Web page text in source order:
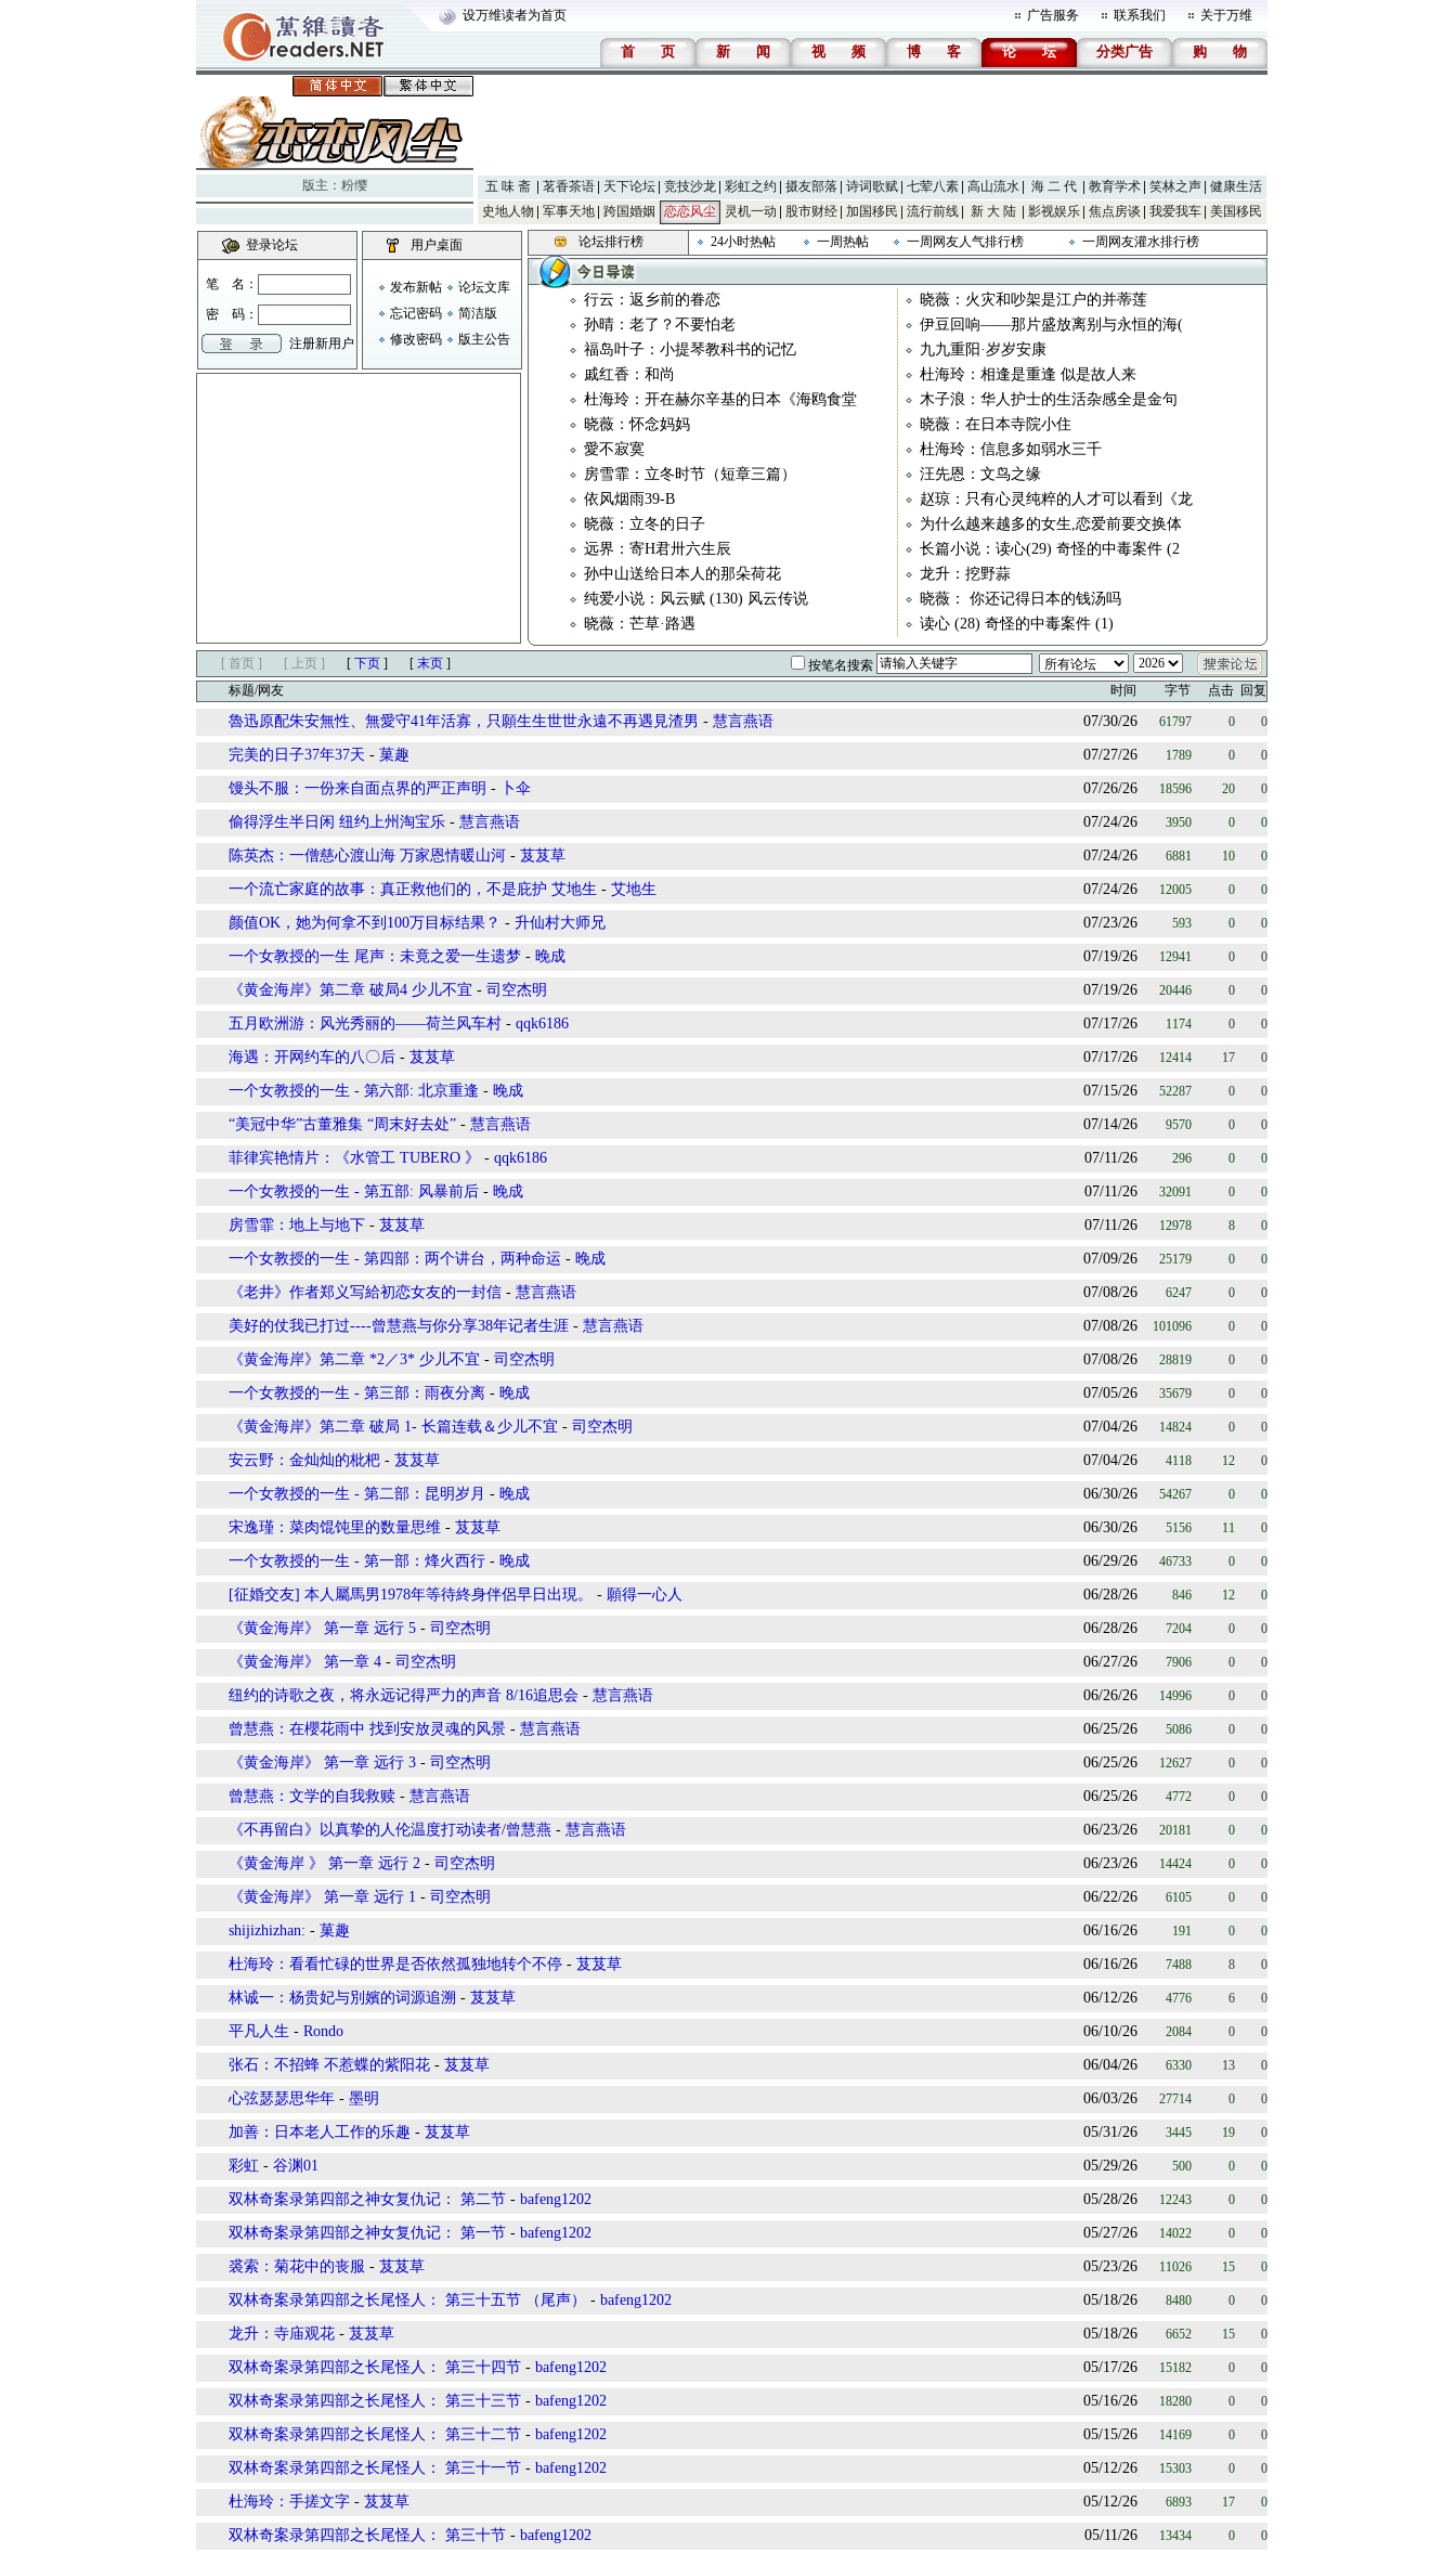
设万维读者为首页 广告服务 联系我们 关于万维
首 页 新 闻 视 频 博 客 论 坛 分类广告 购 物
版主： 粉缨 五 味 斋 茗香茶语 天下论坛 竞技沙龙 彩虹之约 摄友部落 诗词歌赋 七荤八素 高山流水 海 二 代 教育学术 笑林之声 健康生活
史地人物
军事天地 跨国婚姻 恋恋风尘 灵机一动 股市财经 加国移民 流行前线 新 大 陆 影视娱乐 焦点房谈 我爱我车 美国移民
登录论坛
笔 名：
密 码：
注册新用户
用户桌面
发布新帖
论坛文库
忘记密码
简洁版
修改密码
版主公告
论坛排行榜 24小时热帖 一周热帖 一周网友人气排行榜 一周网友灌水排行榜
行云：返乡前的眷恋
晓薇：火灾和吵架是江户的并蒂莲
孙晴：老了？不要怕老
伊豆回响——那片盛放离别与永恒的海(
福岛叶子：小提琴教科书的记忆
九九重阳·岁岁安康
戚红香：和尚
杜海玲：相逢是重逢 似是故人来
杜海玲：开在赫尔辛基的日本《海鸥食堂
木子浪：华人护士的生活杂感全是金句
晓薇：怀念妈妈
晓薇：在日本寺院小住
愛不寂寞
杜海玲：信息多如弱水三千
房雪霏：立冬时节（短章三篇）
汪先恩：文鸟之缘
依风烟雨39-B
赵琼：只有心灵纯粹的人才可以看到《龙
晓薇：立冬的日子
为什么越来越多的女生,恋爱前要交换体
远界：寄H君卅六生辰
长篇小说：读心(29) 奇怪的中毒案件 (2
孙中山送给日本人的那朵荷花
龙升：挖野蒜
纯爱小说：风云赋 (130) 风云传说
晓薇： 你还记得日本的钱汤吗
晓薇：芒草·路遇
读心 (28) 奇怪的中毒案件 (1)
[ 首页 ] [ 上页 ] [ 下页 ] [ 末页 ]
按笔名搜索
标题/网友
时间 字节 点击 回复
魯迅原配朱安無性、無愛守41年活寡，只願生生世世永遠不再遇見渣男 - 慧言燕语 07/30/26 61797 0 0
完美的日子37年37天 - 菓趣 07/27/26 1789 0 0
馒头不服：一份来自面点界的严正声明 - 卜伞 07/26/26 18596 20 0
偷得浮生半日闲 纽约上州淘宝乐 - 慧言燕语 07/24/26 3950 0 0
陈英杰：一僧慈心渡山海 万家恩情暖山河 - 芨芨草 07/24/26 6881 10 0
一个流亡家庭的故事：真正救他们的，不是庇护 艾地生 - 艾地生 07/24/26 12005 0 0
颜值OK，她为何拿不到100万目标结果？ - 升仙村大师兄 07/23/26 593 0 0
一个女教授的一生 尾声：未竟之爱一生遗梦 - 晚成 07/19/26 12941 0 0
《黄金海岸》第二章 破局4 少儿不宜 - 司空杰明 07/19/26 20446 0 0
五月欧洲游：风光秀丽的——荷兰风车村 - qqk6186 07/17/26 1174 0 0
海遇：开网约车的八〇后 - 芨芨草 07/17/26 12414 17 0
一个女教授的一生 - 第六部: 北京重逢 - 晚成 07/15/26 52287 0 0
“美冠中华”古董雅集 “周末好去处” - 慧言燕语 07/14/26 9570 0 0
菲律宾艳情片：《水管工 TUBERO 》 - qqk6186 07/11/26 296 0 0
一个女教授的一生 - 第五部: 风暴前后 - 晚成 07/11/26 32091 0 0
房雪霏：地上与地下 - 芨芨草 07/11/26 12978 8 0
一个女教授的一生 - 第四部：两个讲台，两种命运 - 晚成 07/09/26 25179 0 0
《老井》作者郑义写給初恋女友的一封信 - 慧言燕语 07/08/26 6247 0 0
美好的仗我已打过----曾慧燕与你分享38年记者生涯 - 慧言燕语 07/08/26 101096 0 0
《黄金海岸》第二章 *2／3* 少儿不宜 - 司空杰明 07/08/26 28819 0 0
一个女教授的一生 - 第三部：雨夜分离 - 晚成 07/05/26 35679 0 0
《黄金海岸》第二章 破局 1- 长篇连载＆少儿不宜 - 司空杰明 07/04/26 14824 0 0
安云野：金灿灿的枇杷 - 芨芨草 07/04/26 4118 12 0
一个女教授的一生 - 第二部：昆明岁月 - 晚成 06/30/26 54267 0 0
宋逸瑾：菜肉馄饨里的数量思维 - 芨芨草 06/30/26 5156 11 0
一个女教授的一生 - 第一部：烽火西行 - 晚成 06/29/26 46733 0 0
[征婚交友] 本人屬馬男1978年等待終身伴侶早日出現。 - 願得一心人 06/28/26 846 12 0
《黄金海岸》 第一章 远行 5 - 司空杰明 06/28/26 7204 0 0
《黄金海岸》 第一章 4 - 司空杰明 06/27/26 7906 0 0
纽约的诗歌之夜，将永远记得严力的声音 8/16追思会 - 慧言燕语 06/26/26 14996 0 0
曾慧燕：在櫻花雨中 找到安放灵魂的风景 - 慧言燕语 06/25/26 5086 0 0
《黄金海岸》 第一章 远行 3 - 司空杰明 06/25/26 12627 0 0
曾慧燕：文学的自我救赎 - 慧言燕语 06/25/26 4772 0 0
《不再留白》以真挚的人伦温度打动读者/曾慧燕 - 慧言燕语 06/23/26 20181 0 0
《黄金海岸 》 第一章 远行 2 - 司空杰明 06/23/26 14424 0 0
《黄金海岸》 第一章 远行 1 - 司空杰明 06/22/26 6105 0 0
shijizhizhan: - 菓趣 06/16/26 191 0 0
杜海玲：看看忙碌的世界是否依然孤独地转个不停 - 芨芨草 06/16/26 7488 8 0
林诚一：杨贵妃与別嬪的词源追溯 - 芨芨草 06/12/26 4776 6 0
平凡人生 - Rondo 06/10/26 2084 0 0
张石：不招蜂 不惹蝶的紫阳花 - 芨芨草 06/04/26 6330 13 0
心弦瑟瑟思华年 - 墨明 06/03/26 27714 0 0
加善：日本老人工作的乐趣 - 芨芨草 05/31/26 3445 19 0
彩虹 - 谷渊01 05/29/26 500 0 0
双林奇案录第四部之神女复仇记： 第二节 - bafeng1202 05/28/26 12243 0 0
双林奇案录第四部之神女复仇记： 第一节 - bafeng1202 05/27/26 14022 0 0
裘索：菊花中的丧服 - 芨芨草 05/23/26 11026 15 0
双林奇案录第四部之长尾怪人： 第三十五节 （尾声） - bafeng1202 05/18/26 8480 0 0
龙升：寺庙观花 - 芨芨草 05/18/26 6652 15 0
双林奇案录第四部之长尾怪人： 第三十四节 - bafeng1202 05/17/26 15182 0 0
双林奇案录第四部之长尾怪人： 第三十三节 - bafeng1202 05/16/26 18280 0 0
双林奇案录第四部之长尾怪人： 第三十二节 - bafeng1202 05/15/26 14169 0 0
双林奇案录第四部之长尾怪人： 第三十一节 - bafeng1202 05/12/26 15303 0 0
杜海玲：手搓文字 - 芨芨草 05/12/26 6893 17 0
双林奇案录第四部之长尾怪人： 第三十节 - bafeng1202 05/11/26 13434 0 0